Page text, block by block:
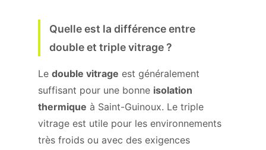
Quelle est la différence entre
double et triple vitrage ?
Le double vitrage est généralement
suffisant pour une bonne isolation
thermique à Saint-Guinoux. Le triple
vitrage est utile pour les environnements
très froids ou avec des exigences